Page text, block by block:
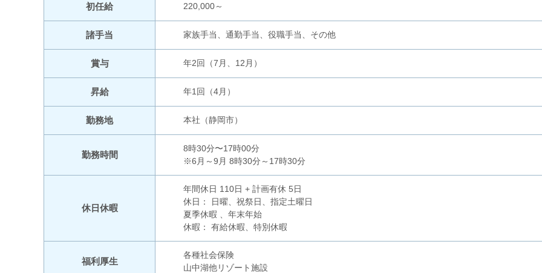
初任給 220,000～
諸手当 家族手当、通勤手当、役職手当、その他
賞与 年2回（7月、12月）
昇給 年1回（4月）
勤務地 本社（静岡市）
勤務時間
8時30分〜17時00分
※6月～9月 8時30分～17時30分
休日休暇
年間休日 110日 + 計画有休 5日
休日： 日曜、祝祭日、指定土曜日
夏季休暇 、年末年始
休暇： 有給休暇、特別休暇
福利厚生
各種社会保険
山中湖他リゾート施設